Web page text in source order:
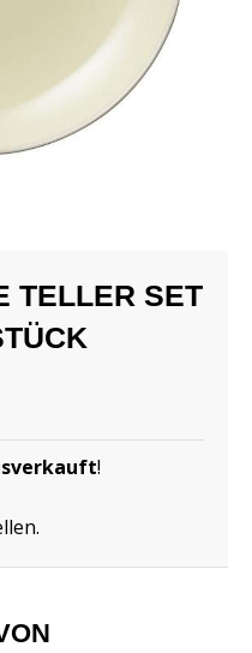
TELLER SET
!